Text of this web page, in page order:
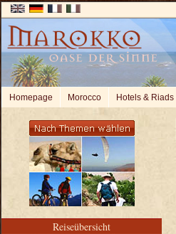
Homepage Morocco Hotels & Riads
Reiseübersicht